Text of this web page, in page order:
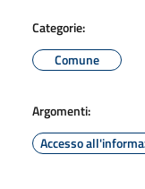
Categorie:
Comune
Argomenti:
Accesso